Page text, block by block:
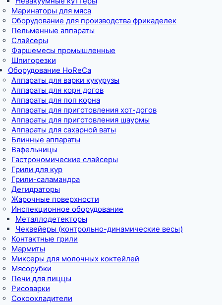
Маринаторы для мяса
Оборудование для производства фрикаделек
Пельменные аппараты
Слайсеры
Фаршемесы промышленные
Шпигорезки
Оборудование HoReCa
Аппараты для варки кукурузы
Аппараты для корн догов
Аппараты для поп корна
Аппараты для приготовления хот-догов
Аппараты для приготовления шаурмы
Аппараты для сахарной ваты
Блинные аппараты
Вафельницы
Гастрономические слайсеры
Грили для кур
Грили-саламандра
Дегидраторы
Жарочные поверхности
Инспекционное оборудование
Металлодетекторы
Чеквейеры (контрольно-динамические весы)
Контактные грили
Мармиты
Миксеры для молочных коктейлей
Мясорубки
Печи для пиццы
Рисоварки
Сокоохладители